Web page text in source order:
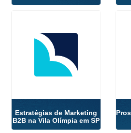
Estratégias de Marketing
B2B na Vila Olímpia em SP